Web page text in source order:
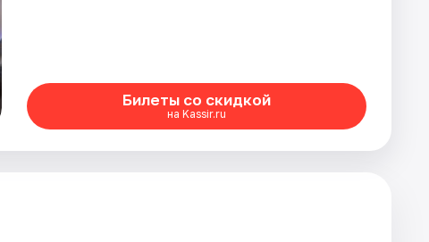
Билеты со скидкой
на Kassir.ru